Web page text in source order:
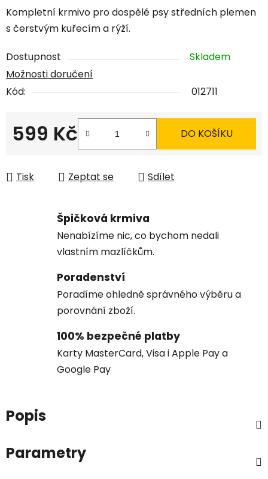
Kompletní krmivo pro dospělé psy středních plemen
s čerstvým kuřecím a rýží.
Dostupnost
Skladem
Možnosti doručení
Kód:
012711
599 Kč DO KOŠÍKU
Tisk Zeptat se Sdílet
Špičková krmiva
Nenabízíme nic, co bychom nedali
vlastním mazlíčkům.
Poradenství
Poradíme ohledně správného výběru a
porovnání zboží.
100% bezpečné platby
Karty MasterCard, Visa i Apple Pay a
Google Pay
Popis
Parametry